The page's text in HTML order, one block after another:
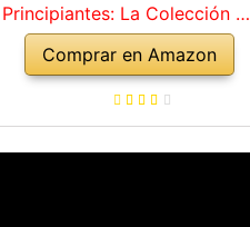
Principiantes: La Colección de
los Grandes Clásicos de la
Música dividida en 3 Niveles
de dificultad diferentes
Comprar en Amazon